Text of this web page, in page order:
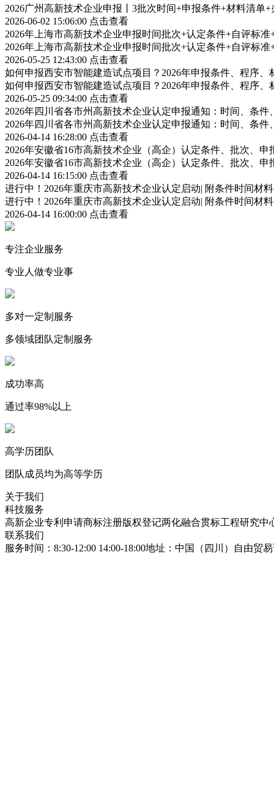
2026广州高新技术企业申报丨3批次时间+申报条件+材料清单+
2026-06-02 15:06:00 点击查看
2026年上海市高新技术企业申报时间批次+认定条件+自评标
2026年上海市高新技术企业申报时间批次+认定条件+自评标
2026-05-25 12:43:00 点击查看
如何申报西安市智能建造试点项目？2026年申报条件、程序、
如何申报西安市智能建造试点项目？2026年申报条件、程序、
2026-05-25 09:34:00 点击查看
2026年四川省各市州高新技术企业认定申报通知：时间、条
2026年四川省各市州高新技术企业认定申报通知：时间、条
2026-04-14 16:28:00 点击查看
2026年安徽省16市高新技术企业（高企）认定条件、批次、申
2026年安徽省16市高新技术企业（高企）认定条件、批次、申
2026-04-14 16:15:00 点击查看
进行中！2026年重庆市高新技术企业认定启动| 附条件时间材
进行中！2026年重庆市高新技术企业认定启动| 附条件时间材
2026-04-14 16:00:00 点击查看
专注企业服务
专业人做专业事
多对一定制服务
多领域团队定制服务
成功率高
通过率98%以上
高学历团队
团队成员均为高等学历
关于我们
科技服务
高新企业专利申请商标注册版权登记两化融合贯标工程研究中
联系我们
服务时间：8:30-12:00 14:00-18:00地址：中国（四川）自由贸